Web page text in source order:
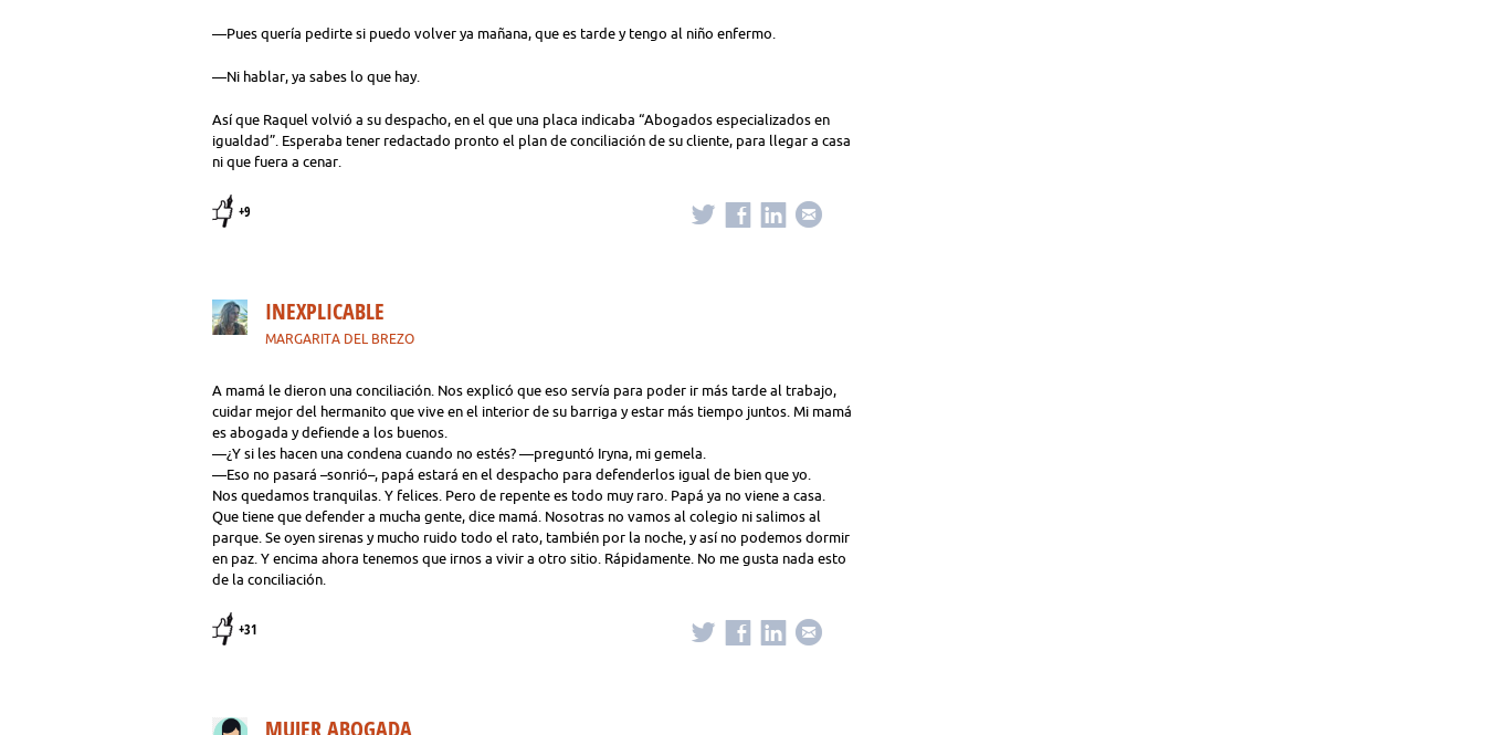
—Pues quería pedirte si puedo volver ya mañana, que es tarde y tengo al niño enfermo.
—Ni hablar, ya sabes lo que hay.
Así que Raquel volvió a su despacho, en el que una placa indicaba “Abogados especializados en
igualdad”. Esperaba tener redactado pronto el plan de conciliación de su cliente, para llegar a casa
ni que fuera a cenar.
+9
INEXPLICABLE
MARGARITA DEL BREZO
A mamá le dieron una conciliación. Nos explicó que eso servía para poder ir más tarde al trabajo,
cuidar mejor del hermanito que vive en el interior de su barriga y estar más tiempo juntos. Mi mamá
es abogada y defiende a los buenos.
—¿Y si les hacen una condena cuando no estés? —preguntó Iryna, mi gemela.
—Eso no pasará –sonrió–, papá estará en el despacho para defenderlos igual de bien que yo.
Nos quedamos tranquilas. Y felices. Pero de repente es todo muy raro. Papá ya no viene a casa.
Que tiene que defender a mucha gente, dice mamá. Nosotras no vamos al colegio ni salimos al
parque. Se oyen sirenas y mucho ruido todo el rato, también por la noche, y así no podemos dormir
en paz. Y encima ahora tenemos que irnos a vivir a otro sitio. Rápidamente. No me gusta nada esto
de la conciliación.
+31
MUJER ABOGADA